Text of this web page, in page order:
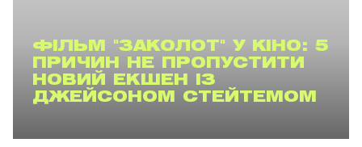
ФІЛЬМ "ЗАКОЛОТ" У КІНО: 5
ПРИЧИН НЕ ПРОПУСТИТИ
НОВИЙ ЕКШЕН ІЗ
ДЖЕЙСОНОМ СТЕЙТЕМОМ